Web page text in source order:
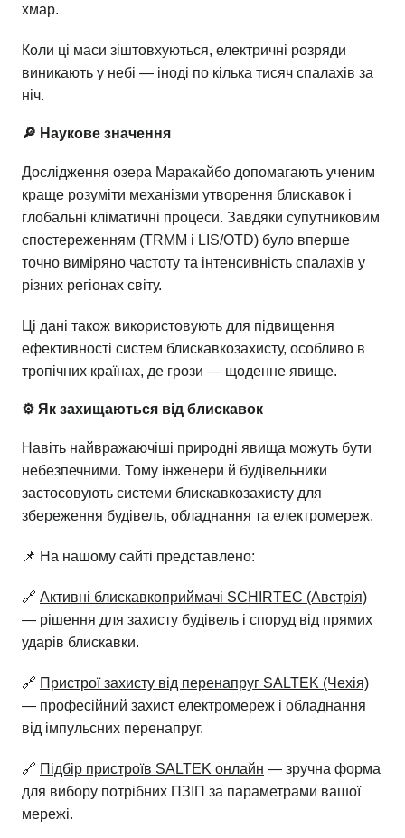
хмар.
Коли ці маси зіштовхуються, електричні розряди
виникають у небі — іноді по кілька тисяч спалахів за
ніч.
🔎 Наукове значення
Дослідження озера Маракайбо допомагають ученим
краще розуміти механізми утворення блискавок і
глобальні кліматичні процеси. Завдяки супутниковим
спостереженням (TRMM і LIS/OTD) було вперше
точно виміряно частоту та інтенсивність спалахів у
різних регіонах світу.
Ці дані також використовують для підвищення
ефективності систем блискавкозахисту, особливо в
тропічних країнах, де грози — щоденне явище.
⚙️ Як захищаються від блискавок
Навіть найвражаючіші природні явища можуть бути
небезпечними. Тому інженери й будівельники
застосовують системи блискавкозахисту для
збереження будівель, обладнання та електромереж.
📌 На нашому сайті представлено:
🔗 Активні блискавкоприймачі SCHIRTEC (Австрія)
— рішення для захисту будівель і споруд від прямих
ударів блискавки.
🔗 Пристрої захисту від перенапруг SALTEK (Чехія)
— професійний захист електромереж і обладнання
від імпульсних перенапруг.
🔗 Підбір пристроїв SALTEK онлайн — зручна форма
для вибору потрібних ПЗІП за параметрами вашої
мережі.